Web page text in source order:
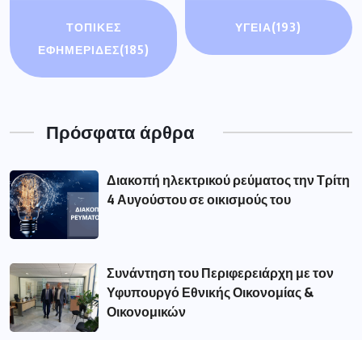
ΤΟΠΙΚΕΣ
ΕΦΗΜΕΡΙΔΕΣ(185)
ΥΓΕΙΑ(193)
Πρόσφατα άρθρα
Διακοπή ηλεκτρικού ρεύματος την Τρίτη
4 Αυγούστου σε οικισμούς του
Συνάντηση του Περιφερειάρχη με τον
Υφυπουργό Εθνικής Οικονομίας &
Οικονομικών